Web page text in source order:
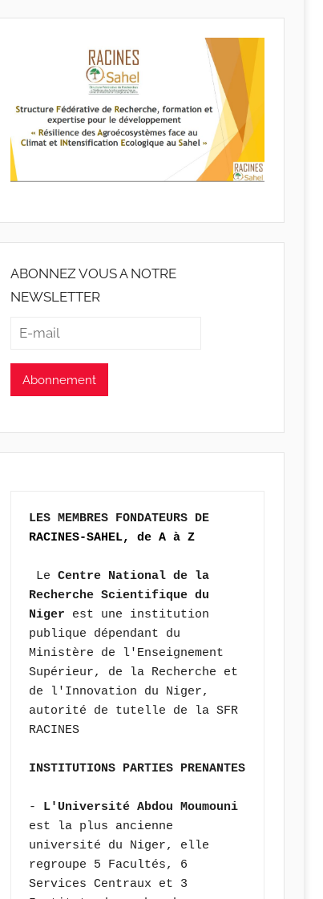
ABONNEZ VOUS A NOTRE
NEWSLETTER
RACINES-SAHEL, de A à Z
Le Centre National de la
Recherche Scientifique du
Niger est une institution
publique dépendant du
Ministère de l'Enseignement
Supérieur, de la Recherche et
de l'Innovation du Niger,
autorité de tutelle de la SFR
RACINES
INSTITUTIONS PARTIES PRENANTES
-
est la plus ancienne
université du Niger, elle
regroupe 5 Facultés, 6
Services Centraux et 3